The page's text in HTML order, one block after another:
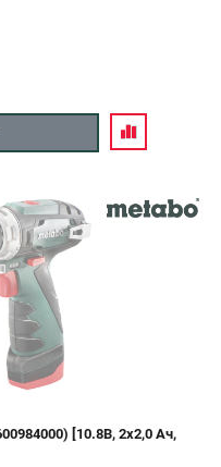
[10.8В, 2х2,0 Ач,